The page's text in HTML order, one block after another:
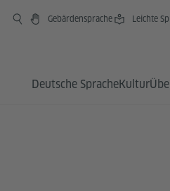
Gebärdensprache Leichte
Deutsche SpracheKultur